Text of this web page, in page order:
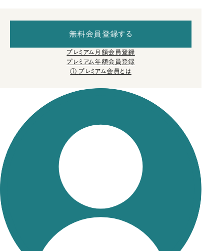
無料会員登録する
プレミアム月額会員登録
プレミアム年額会員登録
プレミアム会員とは